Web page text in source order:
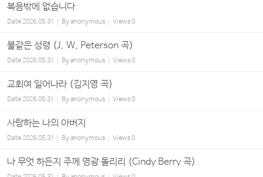
복음밖에 없습니다
Date2026.05.31 Byanonymous Views0
불같은 성령 (J. W. Peterson 곡)
Date2026.05.31 Byanonymous Views0
교회여 일어나라 (김지영 곡)
Date2026.05.31 Byanonymous Views0
사랑하는 나의 아버지
Date2026.05.31 Byanonymous Views0
나 무엇 하든지 주께 영광 돌리리 (Cindy Berry 곡)